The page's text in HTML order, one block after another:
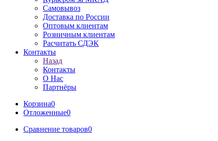
Самовывоз
Доставка по России
Оптовым клиентам
Розничным клиентам
Расчитать СДЭК
Контакты
Назад
Контакты
О Нас
Партнёры
Корзина0
Отложенные0
Сравнение товаров0